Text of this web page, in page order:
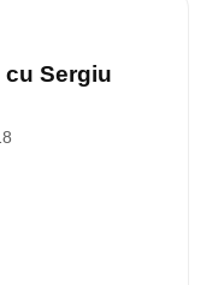
cu Sergiu